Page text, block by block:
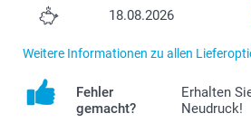
18.08.2026
Weitere Informationen zu allen
Fehler
gemacht?
Erhalten
Neudruck!